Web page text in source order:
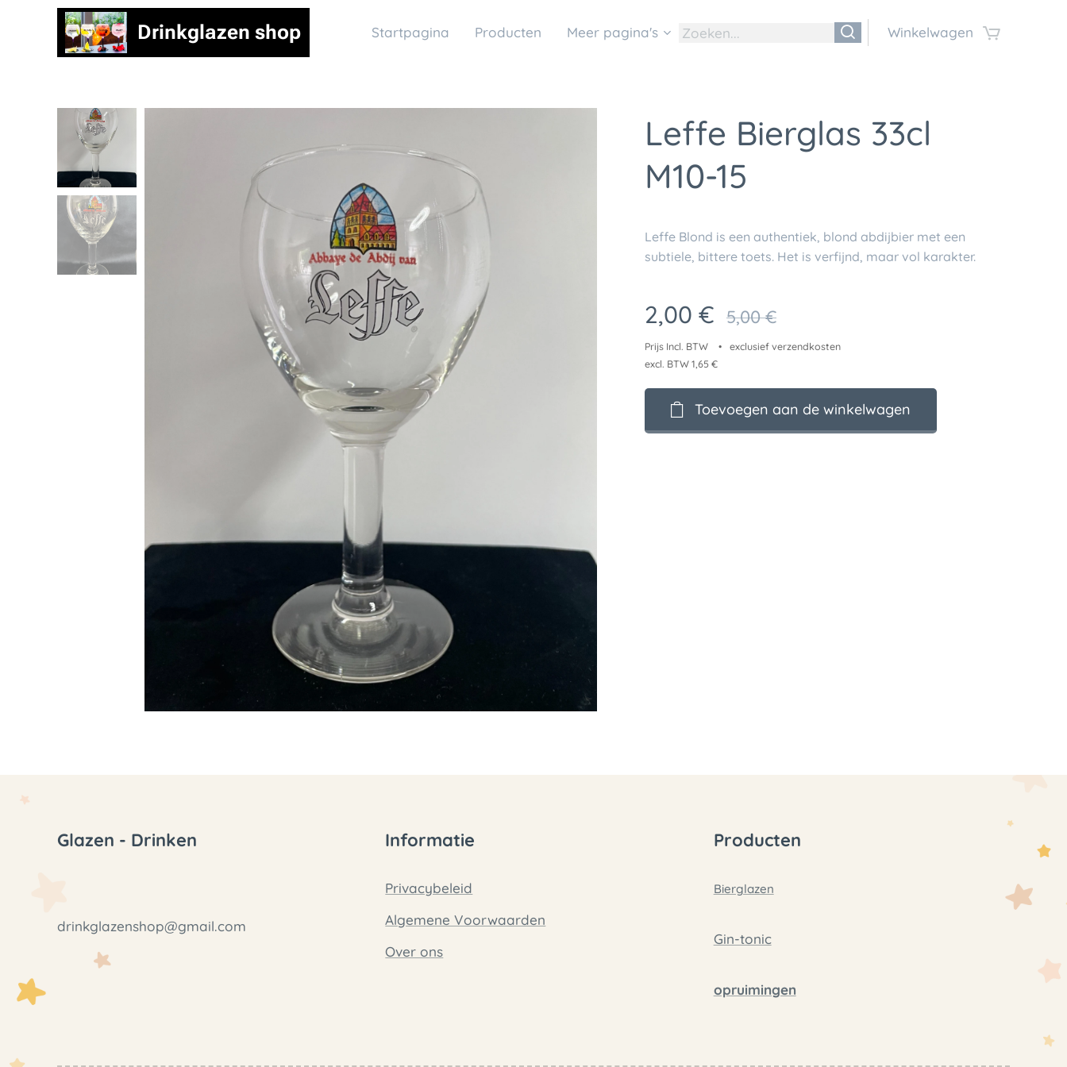
Drinkglazen shop Startpagina Producten Meer pagina's Winkelwagen
Leffe Bierglas 33cl
M10-15
Leffe Blond is een authentiek, blond abdijbier met een
subtiele, bittere toets. Het is verfijnd, maar vol karakter.
2,00 € 5,00€
Prijs Incl. BTW
exclusief verzendkosten
excl. BTW 1,65 €
Toevoegen aan de winkelwagen
Glazen - Drinken
drinkglazenshop@gmail.com
Informatie
Privacybeleid
Algemene Voorwaarden
Over ons
Producten
Bierglazen
Gin-tonic
opruimingen